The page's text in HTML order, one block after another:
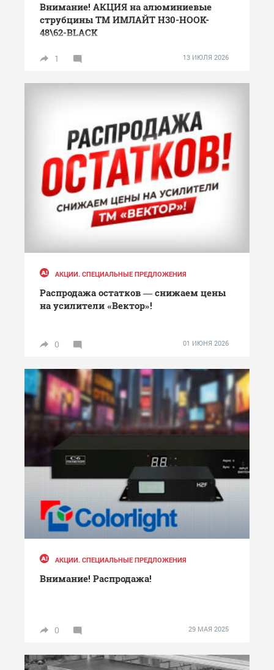
Внимание! АКЦИЯ на алюминиевые
струбцины ТМ ИМЛАЙТ H30-HOOK-
48\62-BLACK
1 13 ИЮЛЯ 2026
АКЦИИ. СПЕЦИАЛЬНЫЕ ПРЕДЛОЖЕНИЯ
Распродажа остатков — снижаем цены
на усилители «Вектор»!
0 01 ИЮНЯ 2026
АКЦИИ. СПЕЦИАЛЬНЫЕ ПРЕДЛОЖЕНИЯ
Внимание! Распродажа!
0 29 МАЯ 2025